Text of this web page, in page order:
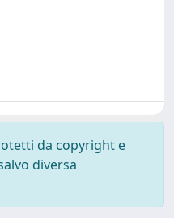
da copyright e
diversa